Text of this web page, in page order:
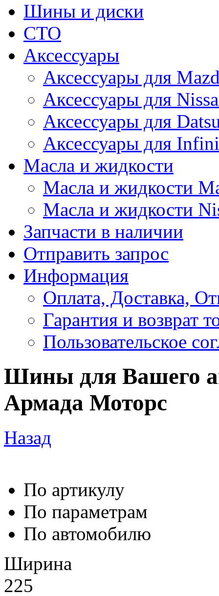
Шины и диски
СТО
Аксессуары
Аксессуары для
Аксессуары для
Аксессуары для
Аксессуары для
Масла и жидкости
Масла и жидкости
Масла и жидкости
Запчасти в наличии
Отправить запрос
Информация
Оплата, Доставка,
Гарантия и возврат
Пользовательское
Шины для Вашего
Армада Моторс
Назад
По артикулу
По параметрам
По автомобилю
Ширина
225